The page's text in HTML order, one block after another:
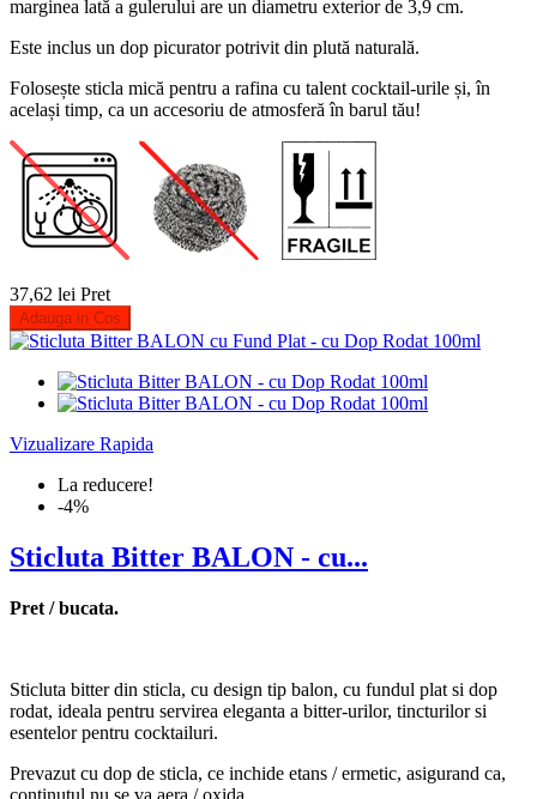
marginea lată a gulerului are un diametru exterior de 3,9 cm.
Este inclus un dop picurator potrivit din plută naturală.
Folosește sticla mică pentru a rafina cu talent cocktail-urile și, în
același timp, ca un accesoriu de atmosferă în barul tău!
37,62 lei Pret
Adauga in Cos
Vizualizare Rapida
La reducere!
-4%
Sticluta Bitter BALON - cu...
Pret / bucata.
Sticluta bitter din sticla, cu design tip balon, cu fundul plat si dop
rodat, ideala pentru servirea eleganta a bitter-urilor, tincturilor si
esentelor pentru cocktailuri.
Prevazut cu dop de sticla, ce inchide etans / ermetic, asigurand ca,